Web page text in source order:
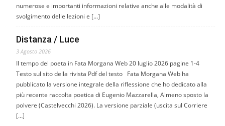
numerose e importanti informazioni relative anche alle modalità di
svolgimento delle lezioni e […]
Distanza / Luce
3 Agosto 2026
Il tempo del poeta in Fata Morgana Web 20 luglio 2026 pagine 1-4
Testo sul sito della rivista Pdf del testo Fata Morgana Web ha
pubblicato la versione integrale della riflessione che ho dedicato alla
più recente raccolta poetica di Eugenio Mazzarella, Almeno sposto la
polvere (Castelvecchi 2026). La versione parziale (uscita sul Corriere
[…]